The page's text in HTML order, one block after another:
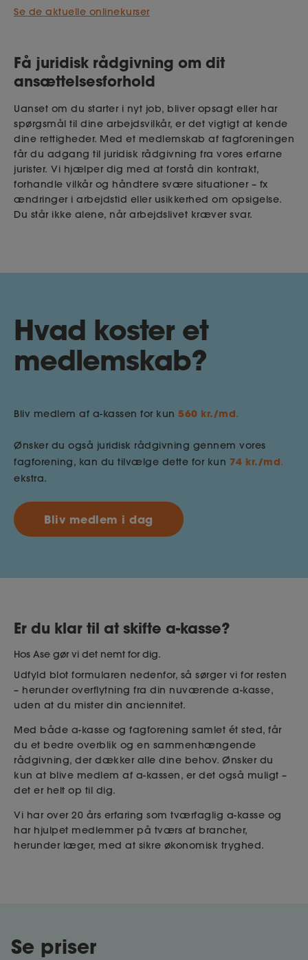
Se de aktuelle onlinekurser
Få juridisk rådgivning om dit
ansættelsesforhold
Uanset om du starter i nyt job, bliver opsagt eller har
spørgsmål til dine arbejdsvilkår, er det vigtigt at kende
dine rettigheder. Med et medlemskab af fagforeningen
får du adgang til juridisk rådgivning fra vores erfarne
jurister. Vi hjælper dig med at forstå din kontrakt,
forhandle vilkår og håndtere svære situationer – fx
ændringer i arbejdstid eller usikkerhed om opsigelse.
Du står ikke alene, når arbejdslivet kræver svar.
Hvad koster et
medlemskab?
Bliv medlem af a-kassen for kun 560 kr./md.
Ønsker du også juridisk rådgivning gennem vores
fagforening, kan du tilvælge dette for kun 74 kr./md.
ekstra.
Bliv medlem i dag
Er du klar til at skifte a-kasse?
Hos Ase gør vi det nemt for dig.
Udfyld blot formularen nedenfor, så sørger vi for resten
– herunder overflytning fra din nuværende a-kasse,
uden at du mister din anciennitet.
Med både a-kasse og fagforening samlet ét sted, får
du et bedre overblik og en sammenhængende
rådgivning, der dækker alle dine behov. Ønsker du
kun at blive medlem af a-kassen, er det også muligt –
det er helt op til dig.
Vi har over 20 års erfaring som tværfaglig a-kasse og
har hjulpet medlemmer på tværs af brancher,
herunder læger, med at sikre økonomisk tryghed.
Se priser